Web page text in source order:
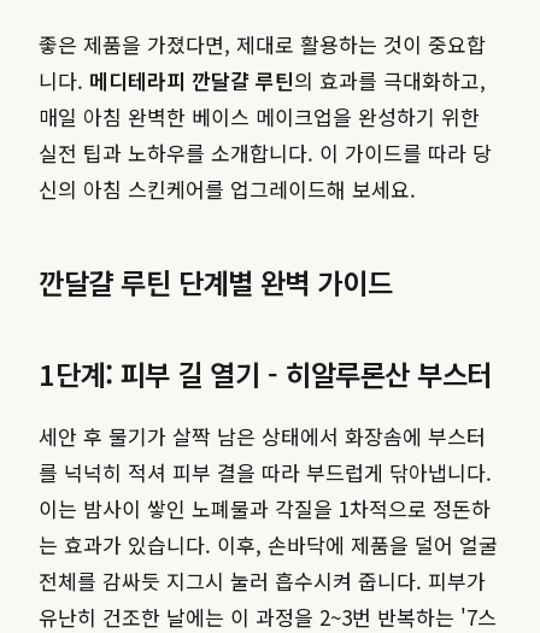
좋은 제품을 가졌다면, 제대로 활용하는 것이 중요합
니다. 메디테라피 깐달걀 루틴의 효과를 극대화하고,
매일 아침 완벽한 베이스 메이크업을 완성하기 위한
실전 팁과 노하우를 소개합니다. 이 가이드를 따라 당
신의 아침 스킨케어를 업그레이드해 보세요.
깐달걀 루틴 단계별 완벽 가이드
1단계: 피부 길 열기 - 히알루론산 부스터
세안 후 물기가 살짝 남은 상태에서 화장솜에 부스터
를 넉넉히 적셔 피부 결을 따라 부드럽게 닦아냅니다.
이는 밤사이 쌓인 노폐물과 각질을 1차적으로 정돈하
는 효과가 있습니다. 이후, 손바닥에 제품을 덜어 얼굴
전체를 감싸듯 지그시 눌러 흡수시켜 줍니다. 피부가
유난히 건조한 날에는 이 과정을 2~3번 반복하는 '7스